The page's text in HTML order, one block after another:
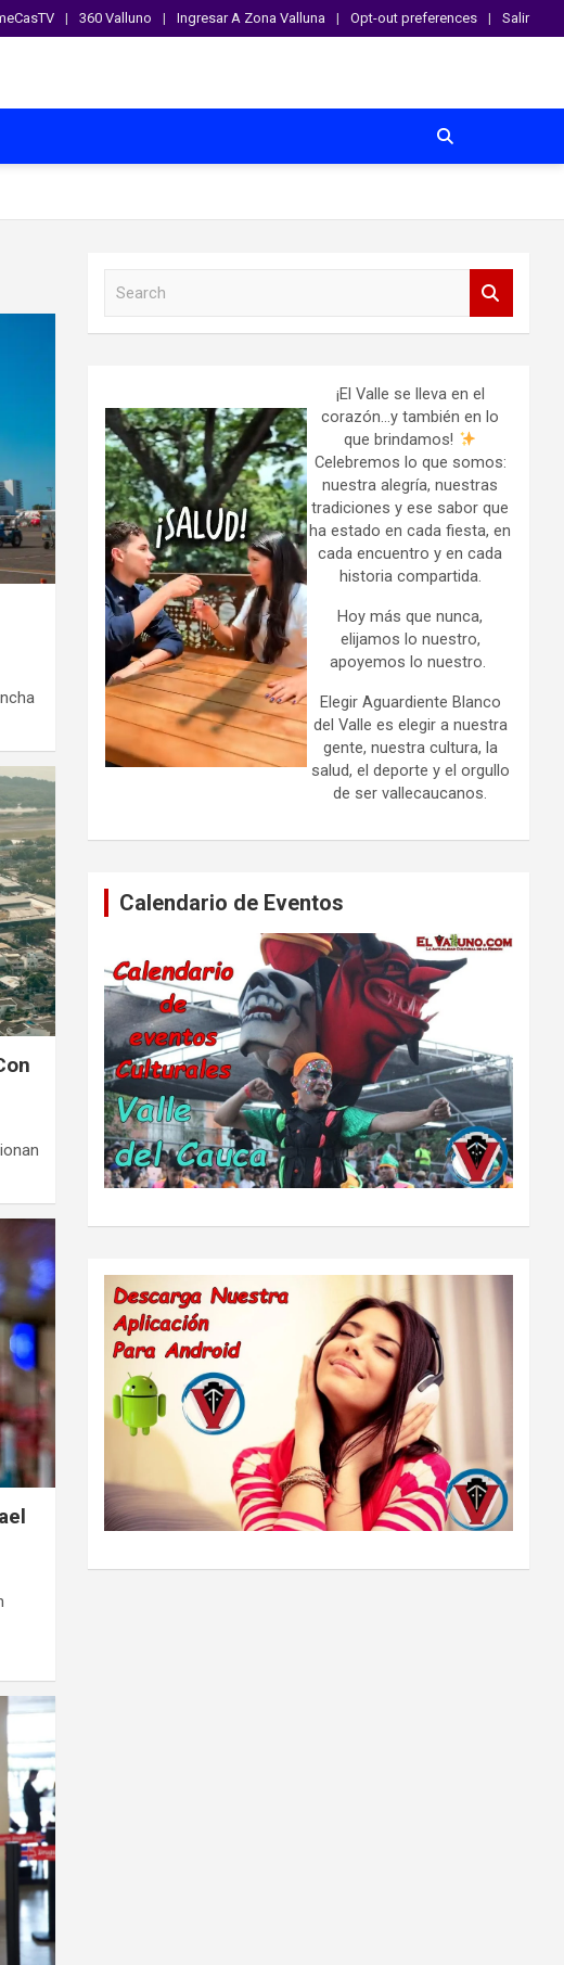
360 Valluno Ingresar A Zona Valluna Opt-out preferences Salir
¡El Valle se lleva en el
corazón…y también en lo
que brindamos!
Celebremos lo que somos:
nuestra alegría, nuestras
tradiciones y ese sabor que
ha estado en cada fiesta, en
cada encuentro y en cada
historia compartida.
Hoy más que nunca,
elijamos lo nuestro,
apoyemos lo nuestro.
Elegir Aguardiente Blanco
del Valle es elegir a nuestra
gente, nuestra cultura, la
salud, el deporte y el orgullo
de ser vallecaucanos.
Calendario de Eventos